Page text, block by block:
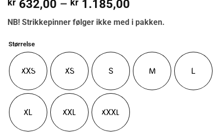
kr 632,00 – kr 1.185,00
kr 632,00
til
NB! Strikkepinner følger ikke med i pakken.
Størrelse
XXS XS S M L
XL XXL XXXL